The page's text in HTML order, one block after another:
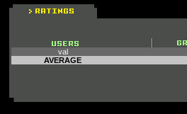
val
AVERAGE